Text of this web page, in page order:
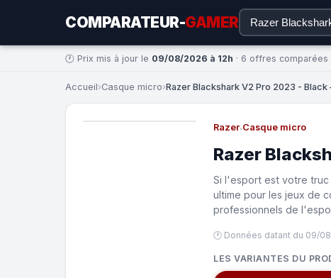
COMPARATEUR-GAMER
🕐 Prix mis à jour le 09/08/2026 à 12h · 6 offres comparées
Accueil›Casque micro›Razer Blackshark V2 Pro 2023 -
Razer·Casque micro
Razer
Si l'esport est votre truc
ultime pour les jeux de
professionnels de
🕐 Données datant du 09/
LES VARIANTES DU